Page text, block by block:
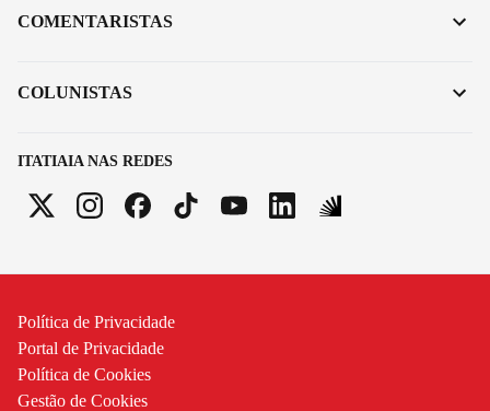
ITATIAIA NAS REDES
COMENTARISTAS
COLUNISTAS
Política de Privacidade
Portal de Privacidade
Política de Cookies
Gestão de Cookies